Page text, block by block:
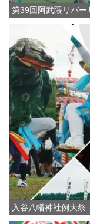
第39回阿武隈リバ
入谷八幡神社例大